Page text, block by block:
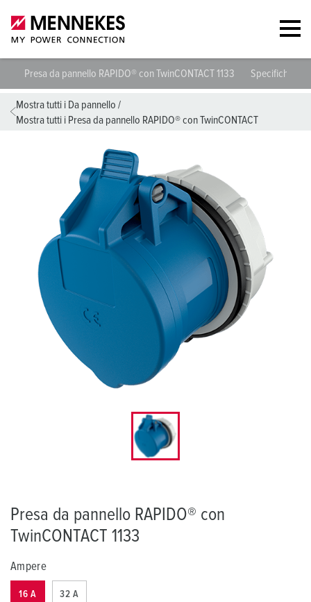
Presa da pannello RAPIDO® con TwinCONTACT 1133 Specifiche
Mostra tutti i Da pannello /
Mostra tutti i Presa da pannello RAPIDO® con TwinCONTACT
Presa da pannello RAPIDO® con
TwinCONTACT 1133
Ampere
16 A 32 A